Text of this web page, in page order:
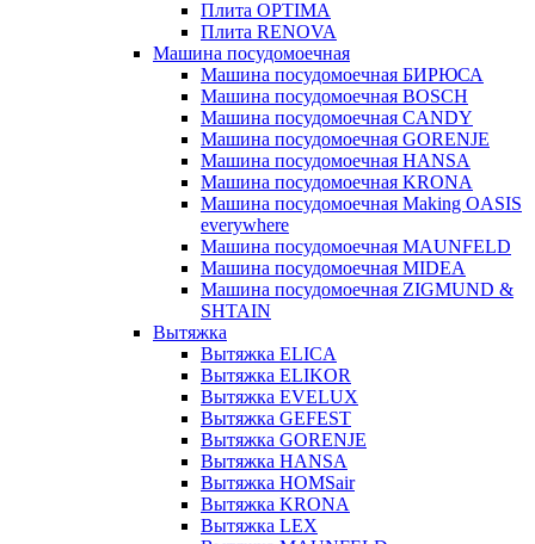
Плита OPTIMA
Плита RENOVA
Машина посудомоечная
Машина посудомоечная БИРЮСА
Машина посудомоечная BOSCH
Машина посудомоечная CANDY
Машина посудомоечная GORENJE
Машина посудомоечная HANSA
Машина посудомоечная KRONA
Машина посудомоечная Making OASIS
everywhere
Машина посудомоечная MAUNFELD
Машина посудомоечная MIDEA
Машина посудомоечная ZIGMUND &
SHTAIN
Вытяжка
Вытяжка ELICA
Вытяжка ELIKOR
Вытяжка EVELUX
Вытяжка GEFEST
Вытяжка GORENJE
Вытяжка HANSA
Вытяжка HOMSair
Вытяжка KRONA
Вытяжка LEX